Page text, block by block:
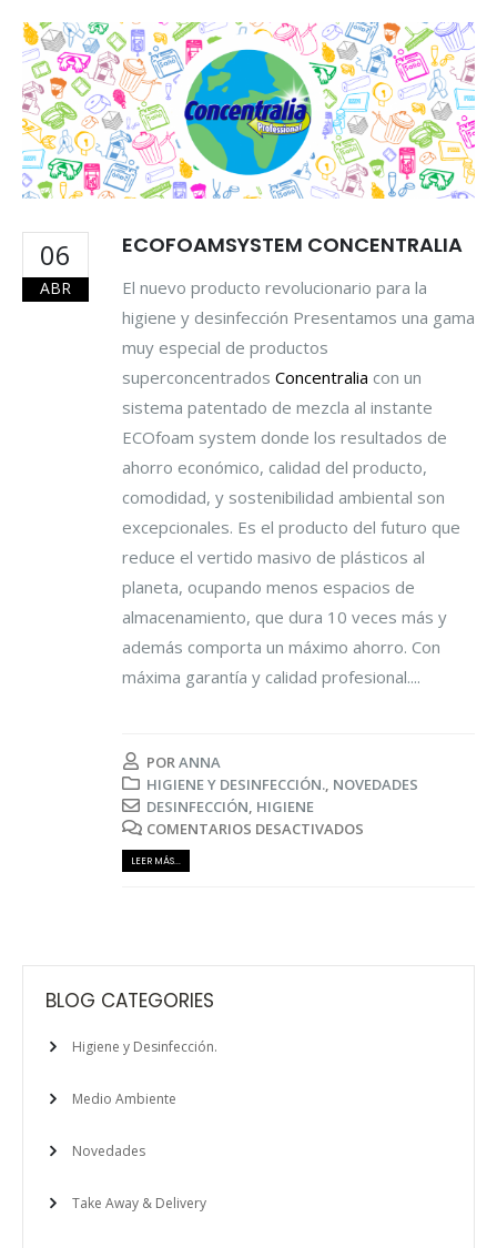
06
ABR
ECOFOAMSYSTEM CONCENTRALIA
El nuevo producto revolucionario para la
higiene y desinfección Presentamos una gama
muy especial de productos
superconcentrados Concentralia con un
sistema patentado de mezcla al instante
ECOfoam system donde los resultados de
ahorro económico, calidad del producto,
comodidad, y sostenibilidad ambiental son
excepcionales. Es el producto del futuro que
reduce el vertido masivo de plásticos al
planeta, ocupando menos espacios de
almacenamiento, que dura 10 veces más y
además comporta un máximo ahorro. Con
máxima garantía y calidad profesional....
PORANNA
HIGIENE Y DESINFECCIÓN., NOVEDADES
DESINFECCIÓN, HIGIENE
COMENTARIOS DESACTIVADOS
LEER MÁS...
BLOG CATEGORIES
Higiene y Desinfección.
Medio Ambiente
Novedades
Take Away & Delivery